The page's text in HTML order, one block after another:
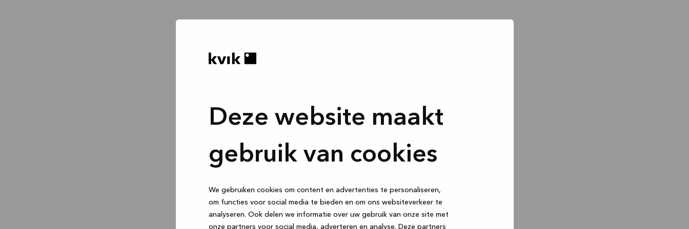
Deze website maakt
gebruik van cookies
We gebruiken cookies om content en advertenties te personaliseren,
om functies voor social media te bieden en om ons websiteverkeer te
analyseren. Ook delen we informatie over uw gebruik van onze site met
onze partners voor social media, adverteren en analyse. Deze partners